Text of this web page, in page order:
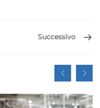
Successivo